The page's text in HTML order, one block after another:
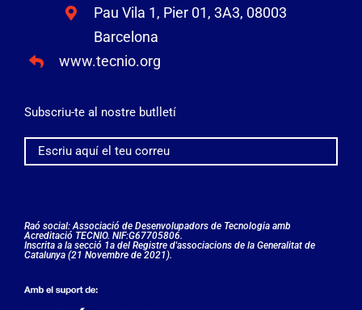
Pau Vila 1, Pier 01, 3A3, 08003
Barcelona
www.tecnio.org
Subscriu-te al nostre butlletí
Raó social: Associació de Desenvolupadors de Tecnologia amb
Acreditació TECNIO. NIF:G67705806.
Inscrita a la secció 1a del Registre d'associacions de la Generalitat de
Catalunya (21 Novembre de 2021).